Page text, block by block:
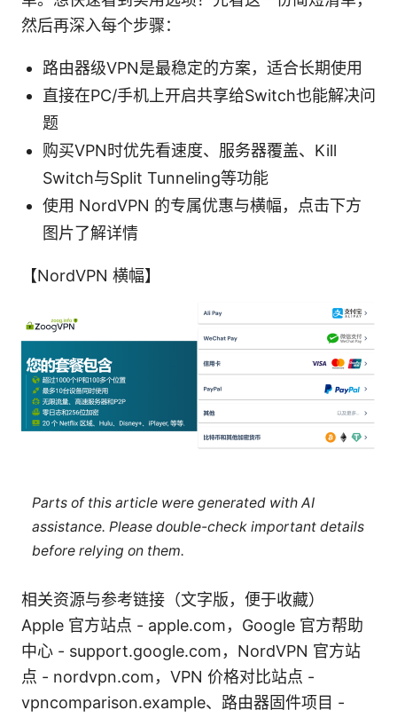
然后再深入每个步骤：
路由器级VPN是最稳定的方案，适合长期使用
直接在PC/手机上开启共享给Switch也能解决问
题
购买VPN时优先看速度、服务器覆盖、Kill
Switch与Split Tunneling等功能
使用 NordVPN 的专属优惠与横幅，点击下方
图片了解详情
【NordVPN 横幅】
Parts of this article were generated with AI
assistance. Please double-check important details
before relying on them.
相关资源与参考链接（文字版，便于收藏）
Apple 官方站点 - apple.com，Google 官方帮助
中心 - support.google.com，NordVPN 官方站
点 - nordvpn.com，VPN 价格对比站点 -
vpncomparison.example、路由器固件项目 -